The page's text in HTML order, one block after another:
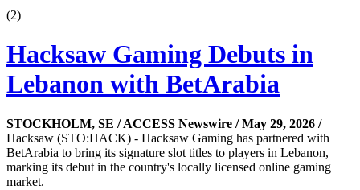
(2)
Hacksaw Gaming Debuts in
Lebanon with BetArabia
STOCKHOLM, SE / ACCESS Newswire / May 29, 2026 /
Hacksaw (STO:HACK) - Hacksaw Gaming has partnered with
BetArabia to bring its signature slot titles to players in Lebanon,
marking its debut in the country's locally licensed online gaming
market.